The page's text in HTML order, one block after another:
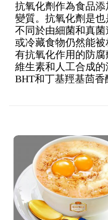
抗氧化劑作為食品
變質。抗氧化劑是也
不同於由細菌和真
或冷藏食物仍然能
有抗氧化作用的防
維生素和人工合成的
BHT和丁基羥基茴香